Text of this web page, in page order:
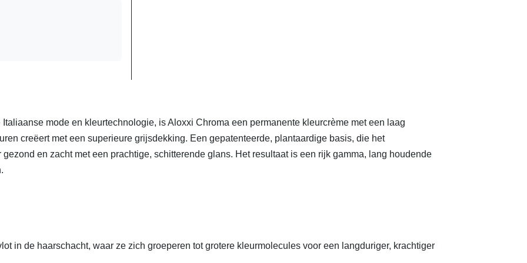
mode en kleurtechnologie, is Aloxxi Chroma een permanente kleurcrème met een laag
creëert met een superieure grijsdekking. Een gepatenteerde, plantaardige basis, die het
en zacht met een prachtige, schitterende glans. Het resultaat is een rijk gamma, lang houdende
in de haarschacht, waar ze zich groeperen tot grotere kleurmolecules voor een langduriger, krachtiger